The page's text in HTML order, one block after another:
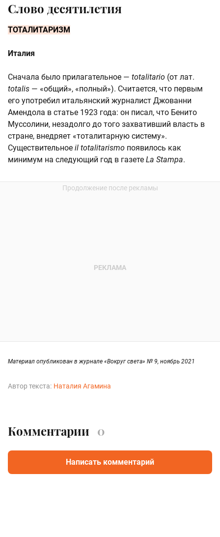
Слово десятилетия
ТОТАЛИТАРИЗМ
Италия
Сначала было прилагательное — totalitario (от лат.
totalis — «общий», «полный»). Считается, что первым
его употребил итальянский журналист Джованни
Амендола в статье 1923 года: он писал, что Бенито
Муссолини, незадолго до того захвативший власть в
стране, внедряет «тоталитарную систему».
Существительное il totalitarismo появилось как
минимум на следующий год в газете La Stampa.
Материал опубликован в журнале «Вокруг света» № 9, ноябрь 2021
Автор текста: Наталия Агамина
Комментарии 0
Написать комментарий